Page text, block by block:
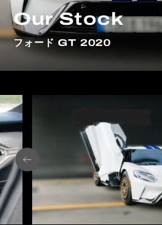
Our Stock
フォード GT 2020